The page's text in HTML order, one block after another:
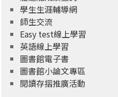
學生生涯輔導網
師生交流
Easy test線上學習
英語線上學習
圖書館電子書
圖書館小論文專區
閱讀存摺推廣活動